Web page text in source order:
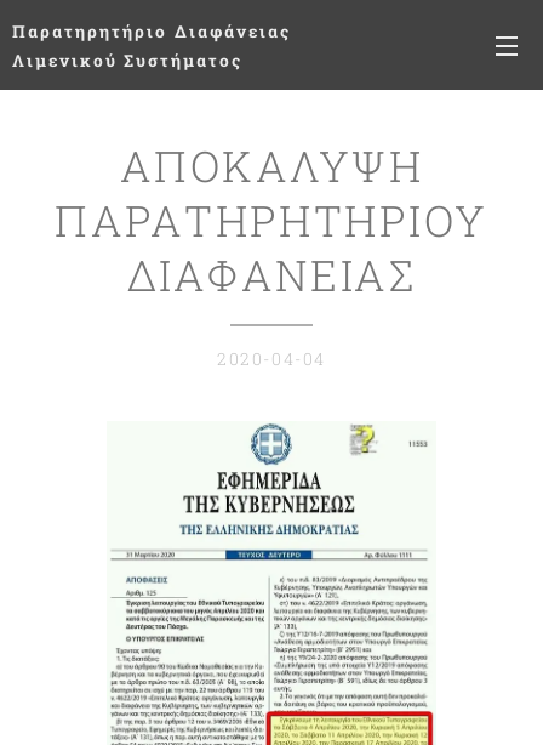
Παρατηρητήριο Διαφάνειας
Λιμενικού Συστήματος
ΑΠΟΚΑΛΥΨΗ
ΠΑΡΑΤΗΡΗΤΗΡΙΟΥ
ΔΙΑΦΑΝΕΙΑΣ
2020-04-04